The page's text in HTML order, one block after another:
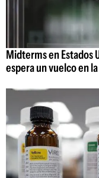
Midterms en Estados
espera un vuelco en